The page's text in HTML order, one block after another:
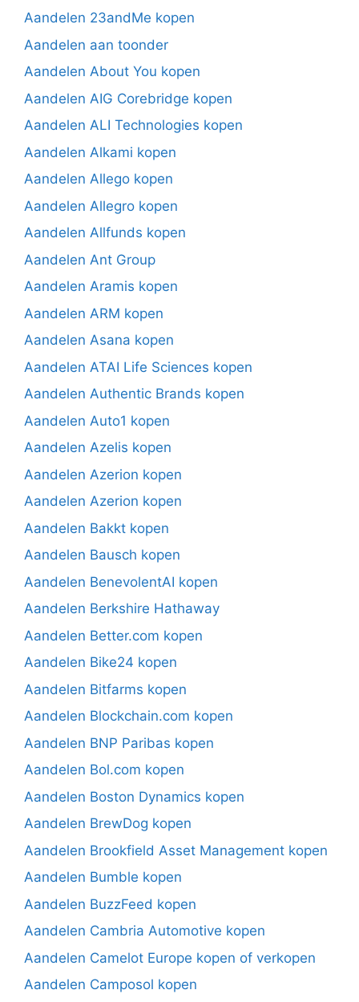
Aandelen 23andMe kopen
Aandelen aan toonder
Aandelen About You kopen
Aandelen AIG Corebridge kopen
Aandelen ALI Technologies kopen
Aandelen Alkami kopen
Aandelen Allego kopen
Aandelen Allegro kopen
Aandelen Allfunds kopen
Aandelen Ant Group
Aandelen Aramis kopen
Aandelen ARM kopen
Aandelen Asana kopen
Aandelen ATAI Life Sciences kopen
Aandelen Authentic Brands kopen
Aandelen Auto1 kopen
Aandelen Azelis kopen
Aandelen Azerion kopen
Aandelen Azerion kopen
Aandelen Bakkt kopen
Aandelen Bausch kopen
Aandelen BenevolentAI kopen
Aandelen Berkshire Hathaway
Aandelen Better.com kopen
Aandelen Bike24 kopen
Aandelen Bitfarms kopen
Aandelen Blockchain.com kopen
Aandelen BNP Paribas kopen
Aandelen Bol.com kopen
Aandelen Boston Dynamics kopen
Aandelen BrewDog kopen
Aandelen Brookfield Asset Management kopen
Aandelen Bumble kopen
Aandelen BuzzFeed kopen
Aandelen Cambria Automotive kopen
Aandelen Camelot Europe kopen of verkopen
Aandelen Camposol kopen